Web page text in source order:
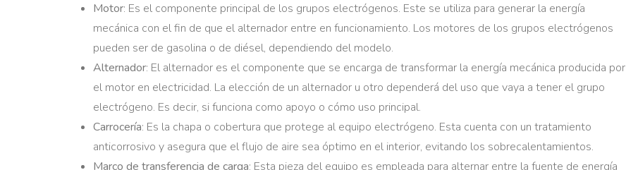
Motor: Es el componente principal de los grupos electrógenos. Este se utiliza para generar la energía
mecánica con el fin de que el alternador entre en funcionamiento. Los motores de los grupos electrógenos
pueden ser de gasolina o de diésel, dependiendo del modelo.
Alternador: El alternador es el componente que se encarga de transformar la energía mecánica producida por
el motor en electricidad. La elección de un alternador u otro dependerá del uso que vaya a tener el grupo
electrógeno. Es decir, si funciona como apoyo o cómo uso principal.
Carrocería: Es la chapa o cobertura que protege al equipo electrógeno. Esta cuenta con un tratamiento
anticorrosivo y asegura que el flujo de aire sea óptimo en el interior, evitando los sobrecalentamientos.
Marco de transferencia de carga: Esta pieza del equipo es empleada para alternar entre la fuente de energía